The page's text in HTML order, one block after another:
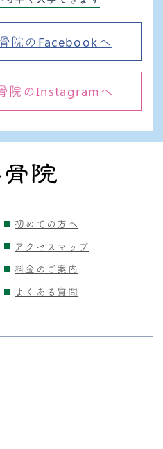
院のFacebookへ
院のInstagramへ
初めての方へ
アクセスマップ
料金のご案内
よくある質問